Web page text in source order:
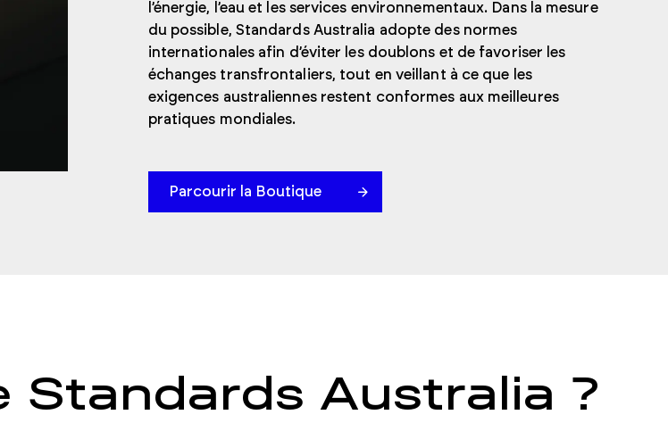
l’énergie, l’eau et les services environnementaux. Dans la mesure
du possible, Standards Australia adopte des normes
internationales afin d’éviter les doublons et de favoriser les
échanges transfrontaliers, tout en veillant à ce que les
exigences australiennes restent conformes aux meilleures
pratiques mondiales.
Parcourir la Boutique
Standards Australia ?